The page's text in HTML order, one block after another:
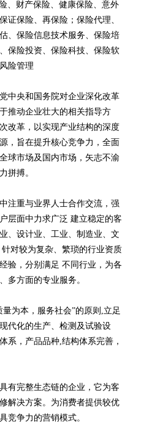
、财产保险、健康保险、意外
证保险、再保险；保险代理、
、保险信息技术服务、保险培
保险投资、保险科技、保险软
险管理
中央和国务院对企业深化改革
推动企业壮大的相关指导方
改革，以实现产业结构的深度
，旨在提升核心竞争力，全面
球市场及国内市场，矢志不渝
拼搏。
注重与业界人士合作交流，强
层面中力求广泛 建立稳定的客
、设计业、工业、制造业、文
对较为复杂、繁琐的行业资质
验，分别满足 不同行业，为各
多方面的专业服务。
为本，服务社会”的原则,立足
代化的生产、检测及试验设
系，产品品种,结构体系完善，
有完整生态链的企业，它为客
解决方案。为消费者提供较优
竞争力的营销模式。